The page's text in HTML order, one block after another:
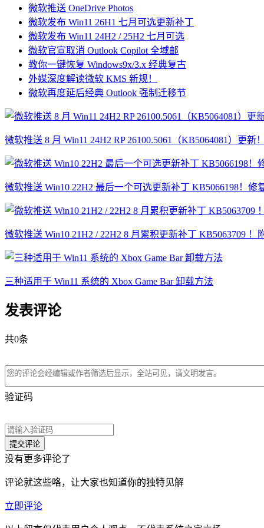
微软推送 OneDrive Photos
微软发布 Win11 26H1 七月可选更新补丁
微软发布 Win11 24H2 / 25H2 七月可选
微软官宣取消 Outlook Copilot 全域邮
教你一键恢复 Windows9x/3.x 经典复古
外媒深度解读微软 KMS 新规！
微软再度延后经典 Outlook 强制迁移节
微软推送 8 月 Win11 24H2 RP 26100.5061（KB5064081）更新
微软推送 Win10 22H2 最后一个可选更新补丁 KB5066198！修
微软推送 Win10 21H2 / 22H2 8 月累积更新补丁 KB5063709 ！
三种适用于 Win11 系统的 Xbox Game Bar 卸载方法
发表评论
共0条
验证码
没有更多评论了
评论就这些咯，让大家也知道你的独特见解
立即评论